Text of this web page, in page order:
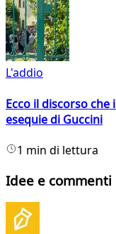
L'addio
Ecco il discorso
esequie di Guccini
1 min di lettura
Idee e commenti